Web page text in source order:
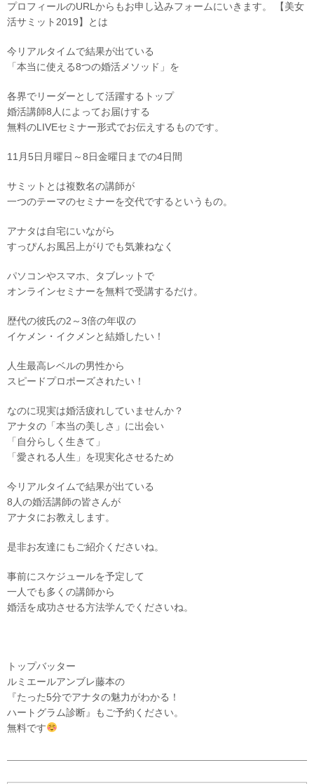
プロフィールのURLからもお申し込みフォームにいきます。 【美女
活サミット2019】とは
今リアルタイムで結果が出ている
「本当に使える8つの婚活メソッド」を
各界でリーダーとして活躍するトップ
婚活講師8人によってお届けする
無料のLIVEセミナー形式でお伝えするものです。
11月5日月曜日～8日金曜日までの4日間
サミットとは複数名の講師が
一つのテーマのセミナーを交代でするというもの。
アナタは自宅にいながら
すっぴんお風呂上がりでも気兼ねなく
パソコンやスマホ、タブレットで
オンラインセミナーを無料で受講するだけ。
歴代の彼氏の2～3倍の年収の
イケメン・イクメンと結婚したい！
人生最高レベルの男性から
スピードプロポーズされたい！
なのに現実は婚活疲れしていませんか？
アナタの「本当の美しさ」に出会い
「自分らしく生きて」
「愛される人生」を現実化させるため
今リアルタイムで結果が出ている
8人の婚活講師の皆さんが
アナタにお教えします。
是非お友達にもご紹介くださいね。
事前にスケジュールを予定して
一人でも多くの講師から
婚活を成功させる方法学んでくださいね。
トップバッター
ルミエールアンブレ藤本の
『たった5分でアナタの魅力がわかる！
ハートグラム診断』もご予約ください。
無料です